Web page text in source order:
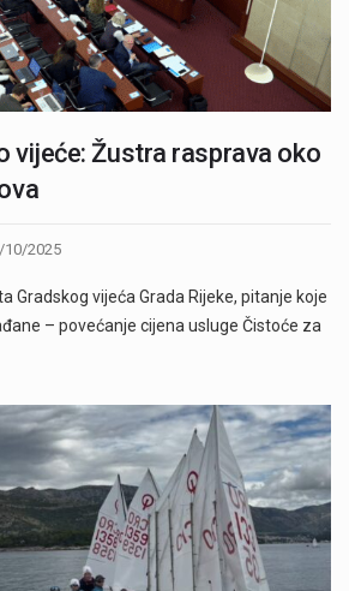
vijeće: Žustra rasprava oko
10/2025
Gradskog vijeća Grada Rijeke, pitanje koje
– povećanje cijena usluge Čistoće za